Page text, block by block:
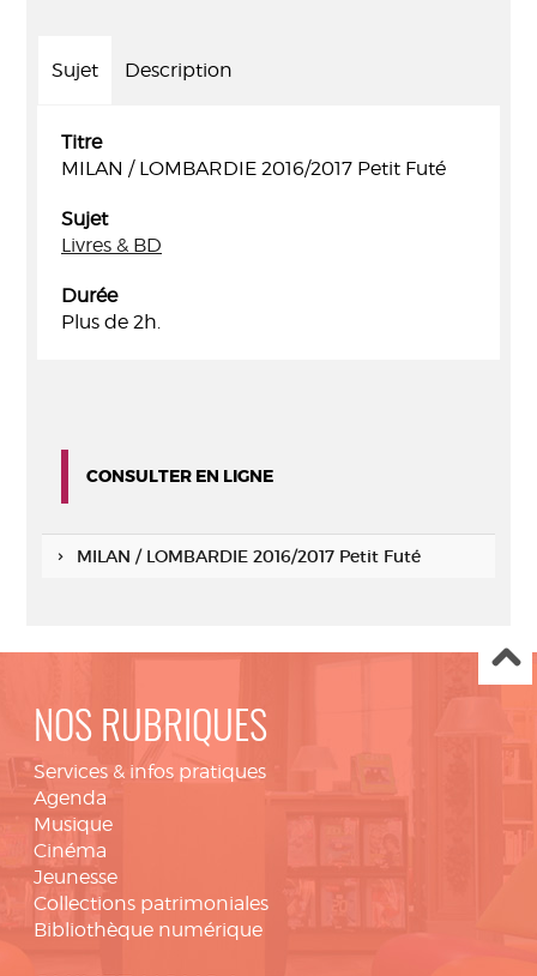
Sujet Description
Titre
MILAN / LOMBARDIE 2016/2017 Petit Futé
Sujet
Livres & BD
Durée
Plus de 2h.
CONSULTER EN LIGNE
MILAN / LOMBARDIE 2016/2017 Petit Futé
NOS RUBRIQUES
Services & infos pratiques
Agenda
Musique
Cinéma
Jeunesse
Collections patrimoniales
Bibliothèque numérique